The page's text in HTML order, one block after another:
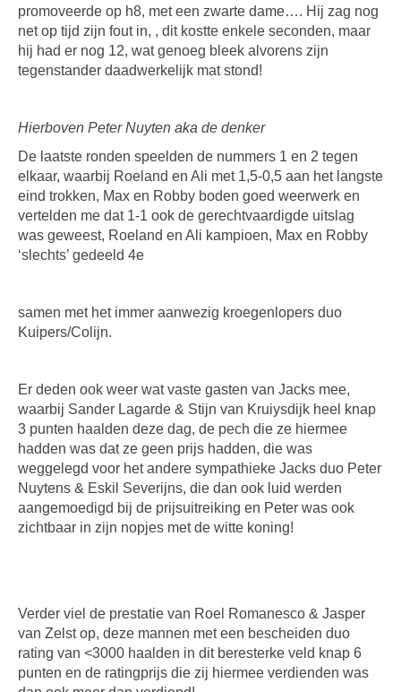
promoveerde op h8, met een zwarte dame…. Hij zag nog
net op tijd zijn fout in, , dit kostte enkele seconden, maar
hij had er nog 12, wat genoeg bleek alvorens zijn
tegenstander daadwerkelijk mat stond!
Hierboven Peter Nuyten aka de denker
De laatste ronden speelden de nummers 1 en 2 tegen
elkaar, waarbij Roeland en Ali met 1,5-0,5 aan het langste
eind trokken, Max en Robby boden goed weerwerk en
vertelden me dat 1-1 ook de gerechtvaardigde uitslag
was geweest, Roeland en Ali kampioen, Max en Robby
‘slechts’ gedeeld 4e
samen met het immer aanwezig kroegenlopers duo
Kuipers/Colijn.
Er deden ook weer wat vaste gasten van Jacks mee,
waarbij Sander Lagarde & Stijn van Kruiysdijk heel knap
3 punten haalden deze dag, de pech die ze hiermee
hadden was dat ze geen prijs hadden, die was
weggelegd voor het andere sympathieke Jacks duo Peter
Nuytens & Eskil Severijns, die dan ook luid werden
aangemoedigd bij de prijsuitreiking en Peter was ook
zichtbaar in zijn nopjes met de witte koning!
Verder viel de prestatie van Roel Romanesco & Jasper
van Zelst op, deze mannen met een bescheiden duo
rating van <3000 haalden in dit beresterke veld knap 6
punten en de ratingprijs die zij hiermee verdienden was